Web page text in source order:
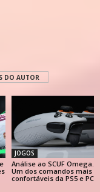
DO AUTOR
JOGOS
Análise ao SCUF Omega.
Um dos comandos mais
confortáveis da PS5 e PC